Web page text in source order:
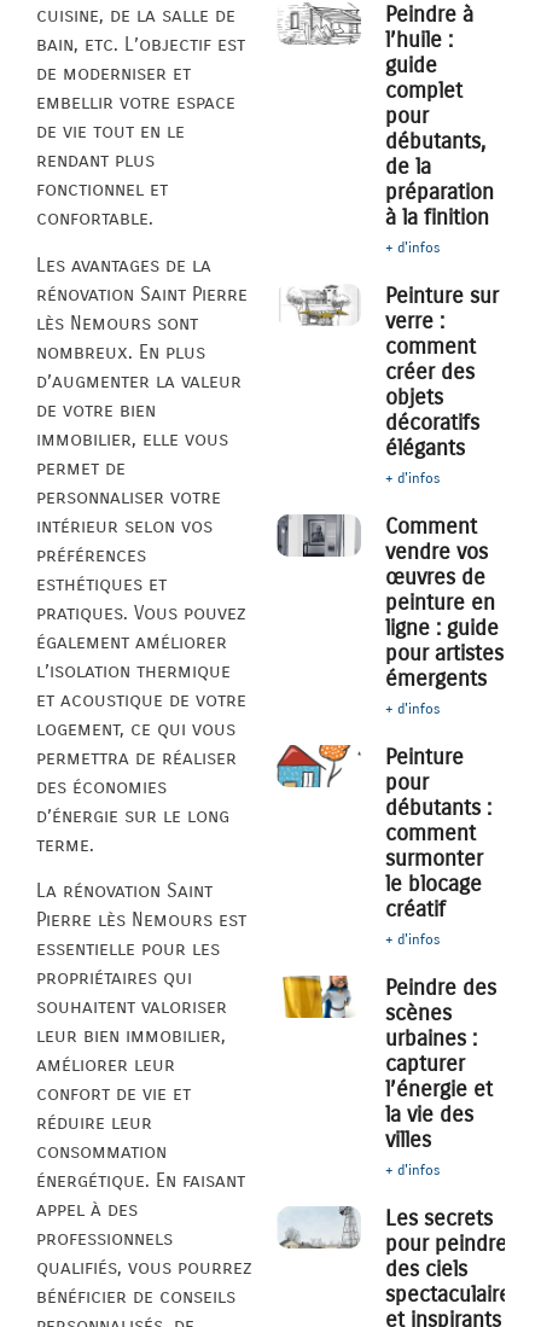
cuisine, de la salle de
bain, etc. L’objectif est
de moderniser et
embellir votre espace
de vie tout en le
rendant plus
fonctionnel et
confortable.
Les avantages de la
rénovation Saint Pierre
lès Nemours sont
nombreux. En plus
d’augmenter la valeur
de votre bien
immobilier, elle vous
permet de
personnaliser votre
intérieur selon vos
préférences
esthétiques et
pratiques. Vous pouvez
également améliorer
l’isolation thermique
et acoustique de votre
logement, ce qui vous
permettra de réaliser
des économies
d’énergie sur le long
terme.
La rénovation Saint
Pierre lès Nemours est
essentielle pour les
propriétaires qui
souhaitent valoriser
leur bien immobilier,
améliorer leur
confort de vie et
réduire leur
consommation
énergétique. En faisant
appel à des
professionnels
qualifiés, vous pourrez
bénéficier de conseils
Peindre à
l’huile :
guide
complet
pour
débutants,
de la
préparation
à la finition
+ d'infos
Peinture sur
verre :
comment
créer des
objets
décoratifs
élégants
+ d'infos
Comment
vendre vos
œuvres de
peinture en
ligne : guide
pour artistes
émergents
+ d'infos
Peinture
pour
débutants :
comment
surmonter
le blocage
créatif
+ d'infos
Peindre des
scènes
urbaines :
capturer
l’énergie et
la vie des
villes
+ d'infos
Les secrets
pour peindre
des ciels
spectaculaires
et inspirants